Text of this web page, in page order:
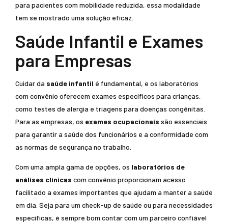
para pacientes com mobilidade reduzida, essa modalidade
tem se mostrado uma solução eficaz.
Saúde Infantil e Exames
para Empresas
Cuidar da saúde infantil é fundamental, e os laboratórios
com convênio oferecem exames específicos para crianças,
como testes de alergia e triagens para doenças congênitas.
Para as empresas, os exames ocupacionais são essenciais
para garantir a saúde dos funcionários e a conformidade com
as normas de segurança no trabalho.
Com uma ampla gama de opções, os laboratórios de
análises clínicas com convênio proporcionam acesso
facilitado a exames importantes que ajudam a manter a saúde
em dia. Seja para um check-up de saúde ou para necessidades
específicas, é sempre bom contar com um parceiro confiável